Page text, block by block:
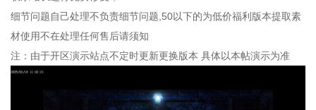
细节问题自己处理不负责细节问题,50以下的为低价福利版本提取素
材使用不在处理任何售后请须知
注：由于开区演示站点不定时更新更换版本 具体以本帖演示为准